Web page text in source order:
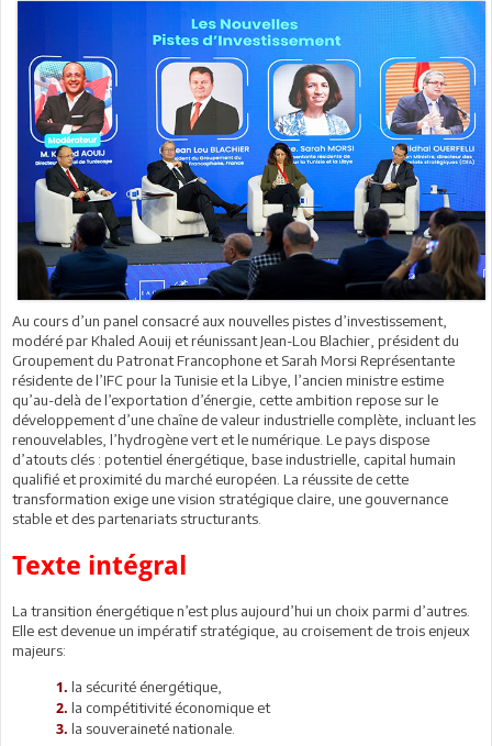
Au cours d’un panel consacré aux nouvelles pistes d’investissement,
modéré par Khaled Aouij et réunissant Jean-Lou Blachier, président du
Groupement du Patronat Francophone et Sarah Morsi Représentante
résidente de l’IFC pour la Tunisie et la Libye, l’ancien ministre estime
qu’au-delà de l’exportation d’énergie, cette ambition repose sur le
développement d’une chaîne de valeur industrielle complète, incluant les
renouvelables, l’hydrogène vert et le numérique. Le pays dispose
d’atouts clés : potentiel énergétique, base industrielle, capital humain
qualifié et proximité du marché européen. La réussite de cette
transformation exige une vision stratégique claire, une gouvernance
stable et des partenariats structurants.
Texte intégral
La transition énergétique n’est plus aujourd’hui un choix parmi d’autres.
Elle est devenue un impératif stratégique, au croisement de trois enjeux
majeurs:
1. la sécurité énergétique,
2. la compétitivité économique et
3. la souveraineté nationale.